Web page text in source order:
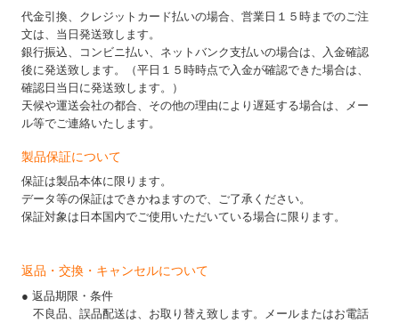
代金引換、クレジットカード払いの場合、営業日１５時までのご注
文は、当日発送致します。
銀行振込、コンビニ払い、ネットバンク支払いの場合は、入金確認
後に発送致します。（平日１５時時点で入金が確認できた場合は、
確認日当日に発送致します。）
天候や運送会社の都合、その他の理由により遅延する場合は、メー
ル等でご連絡いたします。
製品保証について
保証は製品本体に限ります。
データ等の保証はできかねますので、ご了承ください。
保証対象は日本国内でご使用いただいている場合に限ります。
返品・交換・キャンセルについて
● 返品期限・条件
不良品、誤品配送は、お取り替え致します。メールまたはお電話